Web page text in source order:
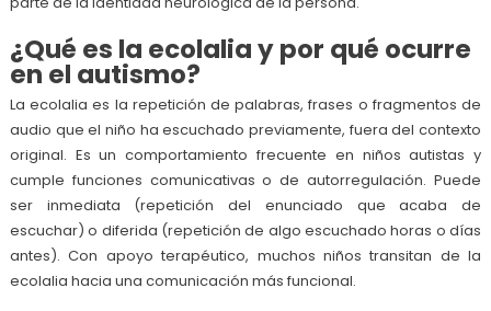
¿Qué es la ecolalia y por qué ocurre
en el autismo?
La ecolalia es la repetición de palabras, frases o fragmentos de
audio que el niño ha escuchado previamente, fuera del contexto
original. Es un comportamiento frecuente en niños autistas y
cumple funciones comunicativas o de autorregulación. Puede
ser inmediata (repetición del enunciado que acaba de
escuchar) o diferida (repetición de algo escuchado horas o días
antes). Con apoyo terapéutico, muchos niños transitan de la
ecolalia hacia una comunicación más funcional.